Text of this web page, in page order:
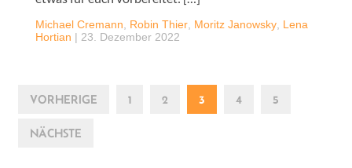
Michael Cremann Robin Thier Moritz Janowsky Lena
Hortian | 23. Dezember 2022
VORHERIGE 1 2 3 4 5
NÄCHSTE